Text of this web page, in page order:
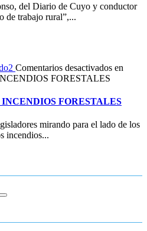
del Diario de Cuyo y conductor
de trabajo rural”,...
Comentarios desactivados en
FORESTALES
FORESTALES
mirando para el lado de los
incendios...